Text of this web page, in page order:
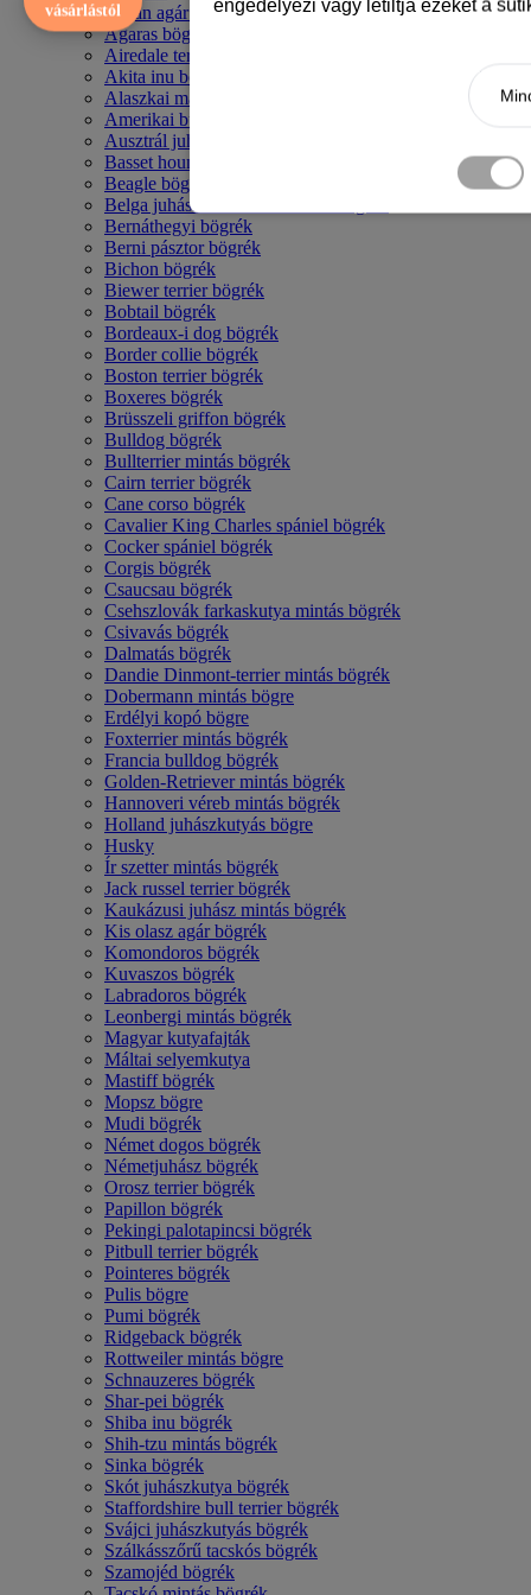
Afgán agár bögrék
Agaras bögrék
Airedale terrier mintás bögre
Akita inu bögrék
Alaszkai malamut bögrék
Amerikai bulldog mintás bögrék
Ausztrál juhászkutya bögrék
Basset hound mintás bögrék
Beagle bögrék
Belga juhász - malinois mintás bögrék
Bernáthegyi bögrék
Berni pásztor bögrék
Bichon bögrék
Biewer terrier bögrék
Bobtail bögrék
Bordeaux-i dog bögrék
Border collie bögrék
Boston terrier bögrék
Boxeres bögrék
Brüsszeli griffon bögrék
Bulldog bögrék
Bullterrier mintás bögrék
Cairn terrier bögrék
Cane corso bögrék
Cavalier King Charles spániel bögrék
Cocker spániel bögrék
Corgis bögrék
Csaucsau bögrék
Csehszlovák farkaskutya mintás bögrék
Csivavás bögrék
Dalmatás bögrék
Dandie Dinmont-terrier mintás bögrék
Dobermann mintás bögre
Erdélyi kopó bögre
Foxterrier mintás bögrék
Francia bulldog bögrék
Golden-Retriever mintás bögrék
Hannoveri véreb mintás bögrék
Holland juhászkutyás bögre
Husky
Ír szetter mintás bögrék
Jack russel terrier bögrék
Kaukázusi juhász mintás bögrék
Kis olasz agár bögrék
Komondoros bögrék
Kuvaszos bögrék
Labradoros bögrék
Leonbergi mintás bögrék
Magyar kutyafajták
Máltai selyemkutya
Mastiff bögrék
Mopsz bögre
Mudi bögrék
Német dogos bögrék
Németjuhász bögrék
Orosz terrier bögrék
Papillon bögrék
Pekingi palotapincsi bögrék
Pitbull terrier bögrék
Pointeres bögrék
Pulis bögre
Pumi bögrék
Ridgeback bögrék
Rottweiler mintás bögre
Schnauzeres bögrék
Shar-pei bögrék
Shiba inu bögrék
Shih-tzu mintás bögrék
Sinka bögrék
Skót juhászkutya bögrék
Staffordshire bull terrier bögrék
Svájci juhászkutyás bögrék
Szálkásszőrű tacskós bögrék
Szamojéd bögrék
vásárlástól
engedélyezi vagy letiltja ezeket a